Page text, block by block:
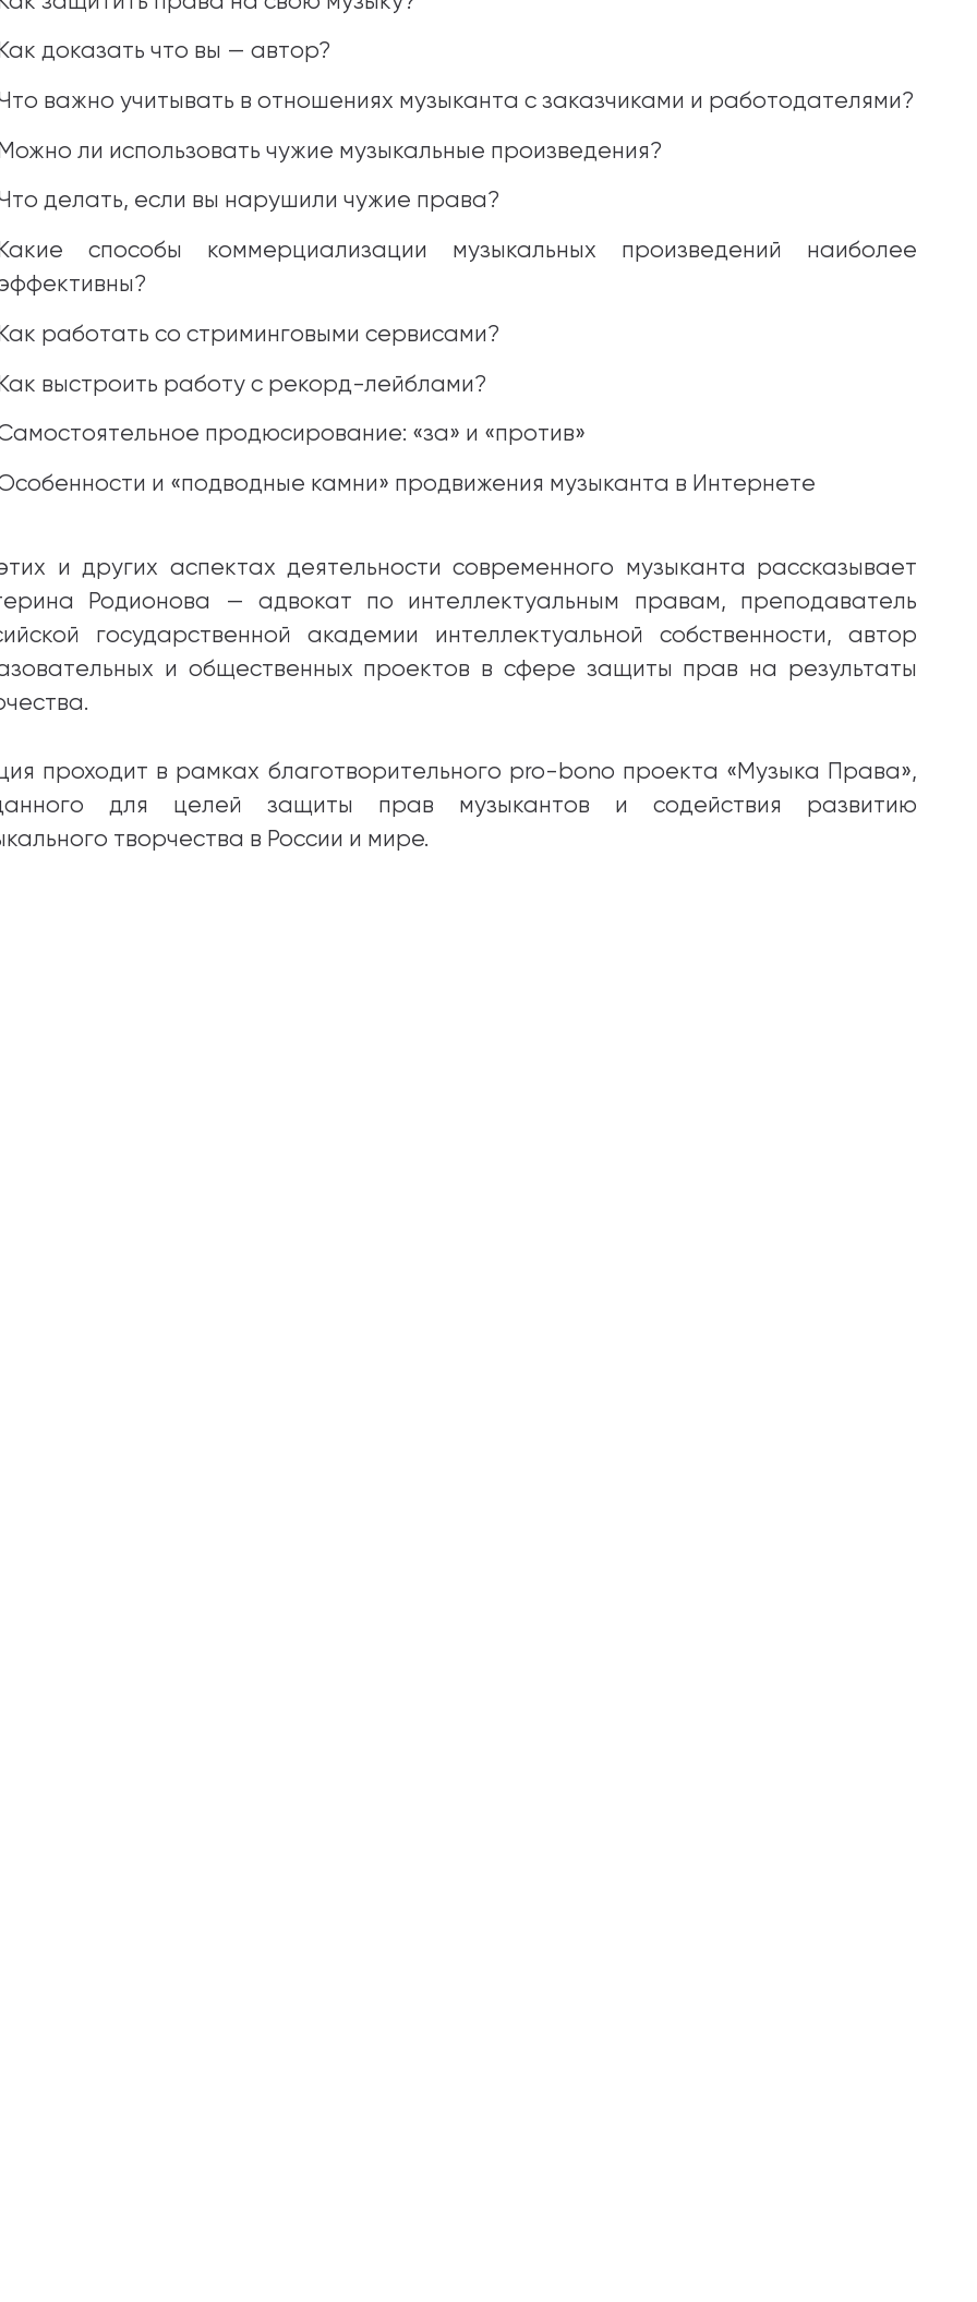
доказать что вы — автор?
важно учитывать в отношениях музыканта с заказчиками и работодателями?
ли использовать чужие музыкальные произведения?
делать, если вы нарушили чужие права?
способы коммерциализации музыкальных произведений наиболее
работать со стриминговыми сервисами?
выстроить работу с рекорд-лейблами?
продюсирование: «за» и «против»
и «подводные камни» продвижения музыканта в Интернете
и других аспектах деятельности современного музыканта рассказывает
Родионова — адвокат по интеллектуальным правам, преподаватель
государственной академии интеллектуальной собственности, автор
и общественных проектов в сфере защиты прав на результаты
проходит в рамках благотворительного pro-bono проекта «Музыка Права»,
для целей защиты прав музыкантов и содействия развитию
творчества в России и мире.